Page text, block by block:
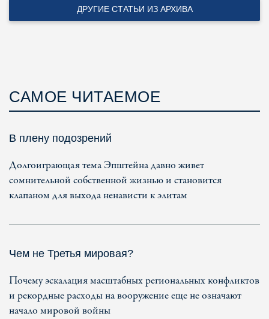
ДРУГИЕ СТАТЬИ ИЗ АРХИВА
САМОЕ ЧИТАЕМОЕ
В плену подозрений
Долгоиграющая тема Эпштейна давно живет
сомнительной собственной жизнью и становится
клапаном для выхода ненависти к элитам
Чем не Третья мировая?
Почему эскалация масштабных региональных конфликтов
и рекордные расходы на вооружение еще не означают
начало мировой войны